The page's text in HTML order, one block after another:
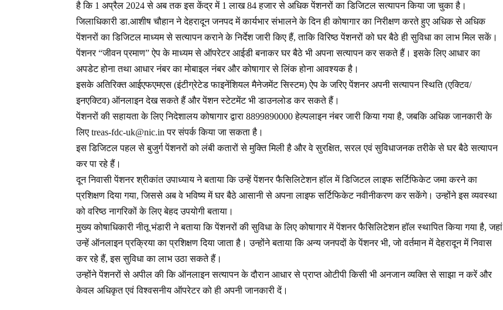
है कि 1 अप्रैल 2024 से अब तक इस केंद्र में 1 लाख 84 हजार से अधिक पेंशनरों का डिजिटल सत्यापन किया जा चुका है।
जिलाधिकारी डा.आशीष चौहान ने देहरादून जनपद में कार्यभार संभालने के दिन ही कोषागार का निरीक्षण करते हुए अधिक से अधिक
पेंशनरों का डिजिटल माध्यम से सत्यापन कराने के निर्देश जारी किए हैं, ताकि विरिष्ठ पेंशनरों को घर बैठे ही सुविधा का लाभ मिल सकें।
पेंशनर “जीवन प्रमाण” ऐप के माध्यम से ऑपरेटर आईडी बनाकर घर बैठे भी अपना सत्यापन कर सकते हैं। इसके लिए आधार का
अपडेट होना तथा आधार नंबर का मोबाइल नंबर और कोषागार से लिंक होना आवश्यक है।
इसके अतिरिक्त आईएफएमएस (इंटीग्रेटेड फाइनेंशियल मैनेजमेंट सिस्टम) ऐप के जरिए पेंशनर अपनी सत्यापन स्थिति (एक्टिव/
इनएक्टिव) ऑनलाइन देख सकते हैं और पेंशन स्टेटमेंट भी डाउनलोड कर सकते हैं।
पेंशनरों की सहायता के लिए निदेशालय कोषागार द्वारा 8899890000 हेल्पलाइन नंबर जारी किया गया है, जबकि अधिक जानकारी के
लिए treas-fdc-uk@nic.in पर संपर्क किया जा सकता है।
इस डिजिटल पहल से बुजुर्ग पेंशनरों को लंबी कतारों से मुक्ति मिली है और वे सुरक्षित, सरल एवं सुविधाजनक तरीके से घर बैठे सत्यापन
कर पा रहे हैं।
दून निवासी पेंशनर श्रीकांत उपाध्याय ने बताया कि उन्हें पेंशनर फैसिलिटेशन हॉल में डिजिटल लाइफ सर्टिफिकेट जमा करने का
प्रशिक्षण दिया गया, जिससे अब वे भविष्य में घर बैठे आसानी से अपना लाइफ सर्टिफिकेट नवीनीकरण कर सकेंगे। उन्होंने इस व्यवस्था
को वरिष्ठ नागरिकों के लिए बेहद उपयोगी बताया।
मुख्य कोषाधिकारी नीतू भंडारी ने बताया कि पेंशनरों की सुविधा के लिए कोषागार में पेंशनर फैसिलिटेशन हॉल स्थापित किया गया है, जहां
उन्हें ऑनलाइन प्रक्रिया का प्रशिक्षण दिया जाता है। उन्होंने बताया कि अन्य जनपदों के पेंशनर भी, जो वर्तमान में देहरादून में निवास
कर रहे हैं, इस सुविधा का लाभ उठा सकते हैं।
उन्होंने पेंशनरों से अपील की कि ऑनलाइन सत्यापन के दौरान आधार से प्राप्त ओटीपी किसी भी अनजान व्यक्ति से साझा न करें और
केवल अधिकृत एवं विश्वसनीय ऑपरेटर को ही अपनी जानकारी दें।